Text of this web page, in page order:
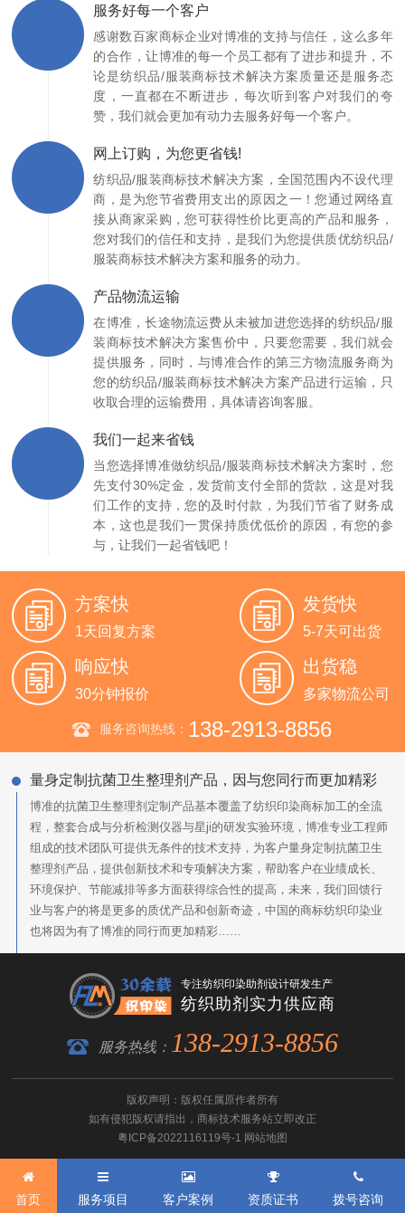
服务好每一个客户
感谢数百家商标企业对博准的支持与信任，这么多年
的合作，让博准的每一个员工都有了进步和提升，不
论是纺织品/服装商标技术解决方案质量还是服务态
度，一直都在不断进步，每次听到客户对我们的夸
赞，我们就会更加有动力去服务好每一个客户。
网上订购，为您更省钱!
纺织品/服装商标技术解决方案，全国范围内不设代理
商，是为您节省费用支出的原因之一！您通过网络直
接从商家采购，您可获得性价比更高的产品和服务，
您对我们的信任和支持，是我们为您提供质优纺织品/
服装商标技术解决方案和服务的动力。
产品物流运输
在博准，长途物流运费从未被加进您选择的纺织品/服
装商标技术解决方案售价中，只要您需要，我们就会
提供服务，同时，与博准合作的第三方物流服务商为
您的纺织品/服装商标技术解决方案产品进行运输，只
收取合理的运输费用，具体请咨询客服。
我们一起来省钱
当您选择博准做纺织品/服装商标技术解决方案时，您
先支付30%定金，发货前支付全部的货款，这是对我
们工作的支持，您的及时付款，为我们节省了财务成
本，这也是我们一贯保持质优低价的原因，有您的参
与，让我们一起省钱吧！
方案快
1天回复方案
发货快
5-7天可出货
响应快
30分钟报价
出货稳
多家物流公司
服务咨询热线： 138-2913-8856
量身定制抗菌卫生整理剂产品，因与您同行而更加精彩
博准的抗菌卫生整理剂定制产品基本覆盖了纺织印染商标加工的全流
程，整套合成与分析检测仪器与星ji的研发实验环境，博准专业工程师
组成的技术团队可提供无条件的技术支持，为客户量身定制抗菌卫生
整理剂产品，提供创新技术和专项解决方案，帮助客户在业绩成长、
环境保护、节能减排等多方面获得综合性的提高，未来，我们回馈行
业与客户的将是更多的质优产品和创新奇迹，中国的商标纺织印染业
也将因为有了博准的同行而更加精彩……
专注纺织印染助剂设计研发生产
纺织助剂实力供应商
服务热线： 138-2913-8856
版权声明：版权任属原作者所有
如有侵犯版权请指出， 商标技术服务站立即改正
粤ICP备2022116119号-1 网站地图
首页 服务项目 客户案例 资质证书 拨号咨询